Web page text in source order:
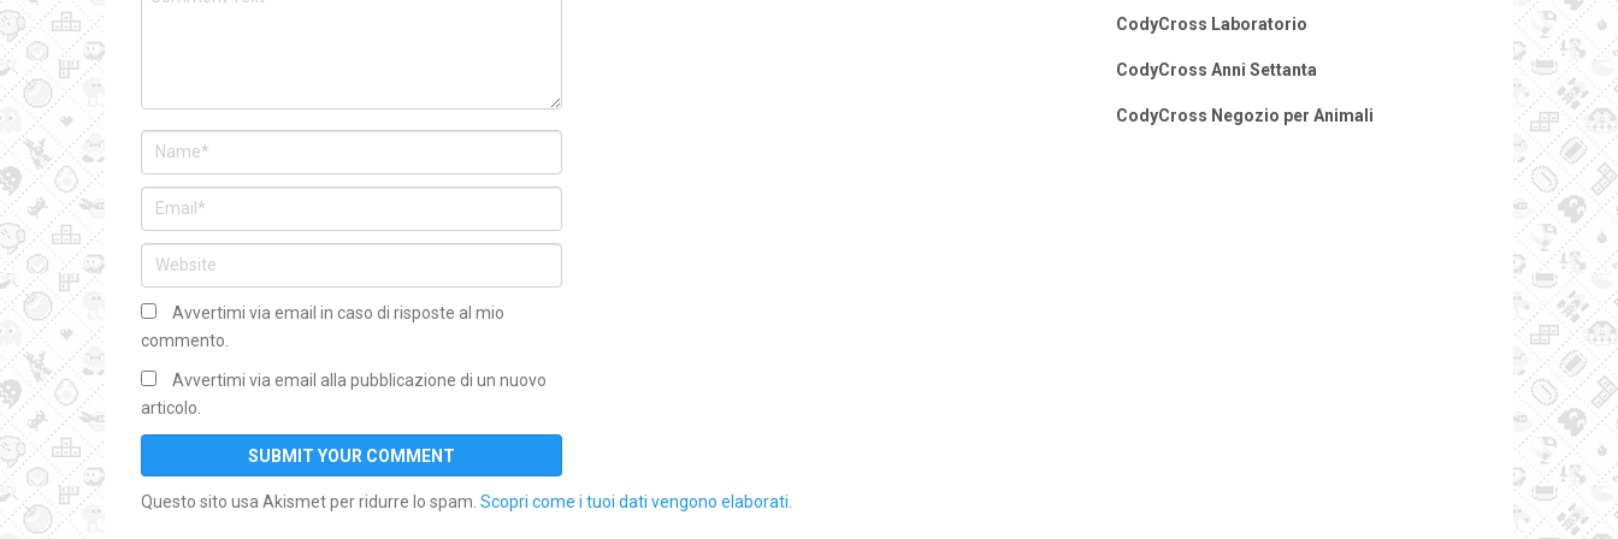
Avvertimi via email in caso di risposte al mio
commento.
Avvertimi via email alla pubblicazione di un nuovo
articolo.
Questo sito usa Akismet per ridurre lo spam. Scopri come i tuoi dati vengono elaborati
CodyCross Laboratorio
CodyCross Anni Settanta
CodyCross Negozio per Animali